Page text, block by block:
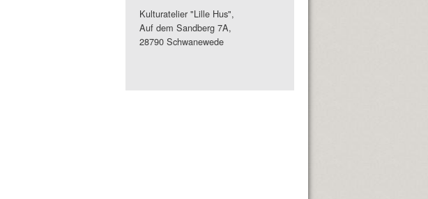
Kulturatelier "Lille Hus",
Auf dem Sandberg 7A,
28790 Schwanewede